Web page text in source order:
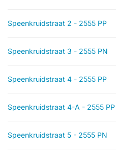
Speenkruidstraat 2 - 2555 PP
Speenkruidstraat 3 - 2555 PN
Speenkruidstraat 4 - 2555 PP
Speenkruidstraat 4-A - 2555 PP
Speenkruidstraat 5 - 2555 PN